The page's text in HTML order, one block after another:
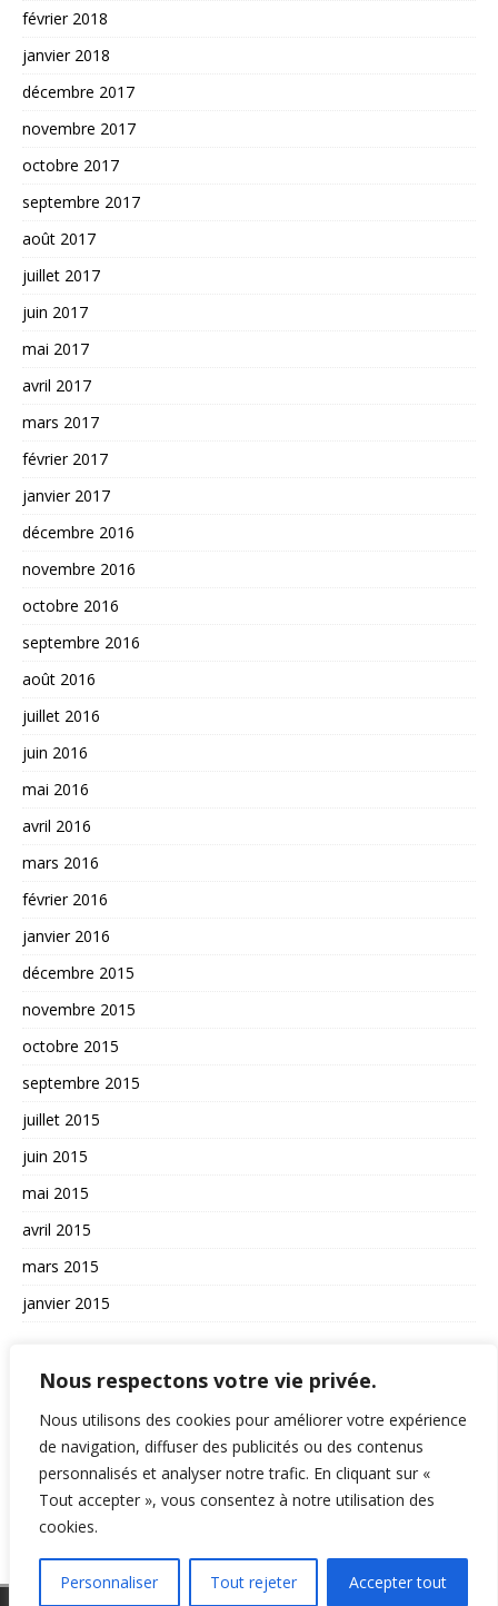
Nous respectons votre vie privée.
Nous utilisons des cookies pour améliorer votre expérience
de navigation, diffuser des publicités ou des contenus
personnalisés et analyser notre trafic. En cliquant sur «
Tout accepter », vous consentez à notre utilisation des
cookies.
Personnaliser Tout rejeter Accepter tout
février 2018
janvier 2018
décembre 2017
novembre 2017
octobre 2017
septembre 2017
août 2017
juillet 2017
juin 2017
mai 2017
avril 2017
mars 2017
février 2017
janvier 2017
décembre 2016
novembre 2016
octobre 2016
septembre 2016
août 2016
juillet 2016
juin 2016
mai 2016
avril 2016
mars 2016
février 2016
janvier 2016
décembre 2015
novembre 2015
octobre 2015
septembre 2015
juillet 2015
juin 2015
mai 2015
avril 2015
mars 2015
janvier 2015
La vie du site
A propos et contact
Politique de confidentialité
RSS